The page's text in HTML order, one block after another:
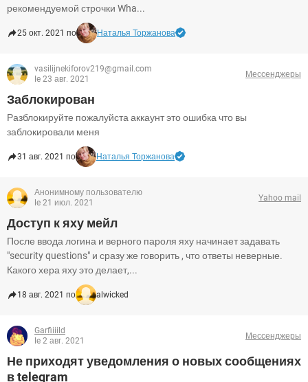
рекомендуемой строчки Wha...
25 окт. 2021 по Наталья Торжанова
vasilijnekiforov219@gmail.com
le 23 авг. 2021
Мессенджеры
Заблокирован
Разблокируйте пожалуйста аккаунт это ошибка что вы
заблокировали меня
31 авг. 2021 по Наталья Торжанова
Анонимному пользователю
le 21 июл. 2021
Yahoo mail
Доступ к яху мейл
После ввода логина и верного пароля яху начинает задавать
"security questions" и сразу же говорить , что ответы неверные.
Какого хера яху это делает,...
18 авг. 2021 по alwicked
Garfiiiild
le 2 авг. 2021
Мессенджеры
Не приходят уведомления о новых сообщениях
в telegram